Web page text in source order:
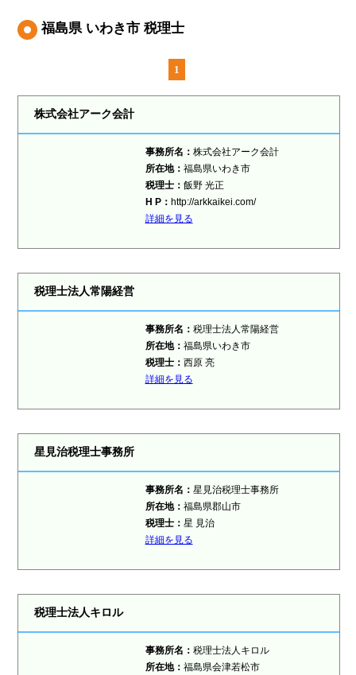
福島県 いわき市 税理士
1
株式会社アーク会計
事務所名： 株式会社アーク会計
所在地： 福島県いわき市
税理士： 飯野 光正
H P： http://arkkaikei.com/
詳細を見る
税理士法人常陽経営
事務所名： 税理士法人常陽経営
所在地： 福島県いわき市
税理士： 西原 亮
詳細を見る
星見治税理士事務所
事務所名： 星見治税理士事務所
所在地： 福島県郡山市
税理士： 星 見治
詳細を見る
税理士法人キロル
事務所名： 税理士法人キロル
所在地： 福島県会津若松市